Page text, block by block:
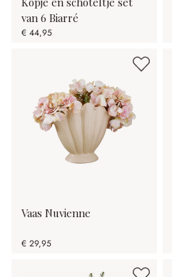
van 6 Biarré
€ 44,95
Vaas Nuvienne
€ 29,95